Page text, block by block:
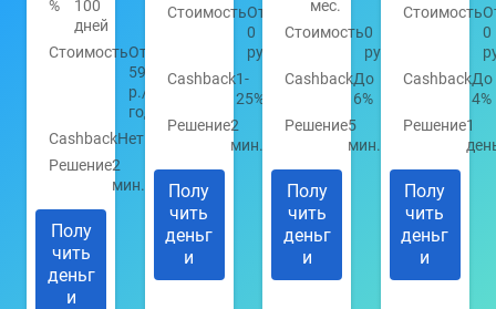
%
100
дней
СтоимостьОт
590
р./
год
CashbackНет
Решение2
мин.
Полу
чить
деньг
и
СтоимостьОт
0
руб.
Cashback1-
25%
Решение2
мин.
Полу
чить
деньг
и
мес.
Стоимость0
руб.
CashbackДо
6%
Решение5
мин.
Полу
чить
деньг
и
Стоимость
0
CashbackДо
4%
Решение1
Полу
чить
деньг
и